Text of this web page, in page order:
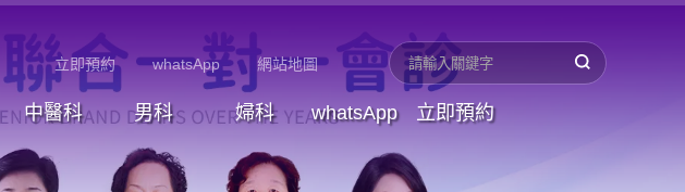
立即預約 whatsApp 網站地圖
中醫科 男科 婦科 whatsApp 立即預約